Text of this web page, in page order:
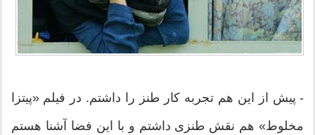
- پیش از این هم تجربه کار طنز را داشتم. در فیلم «پیتزا
مخلوط» هم نقش طنزی داشتم و با این فضا آشنا هستم